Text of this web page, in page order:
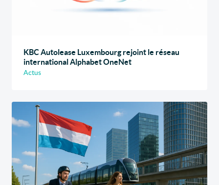
KBC Autolease Luxembourg rejoint le réseau
international Alphabet OneNet
Actus